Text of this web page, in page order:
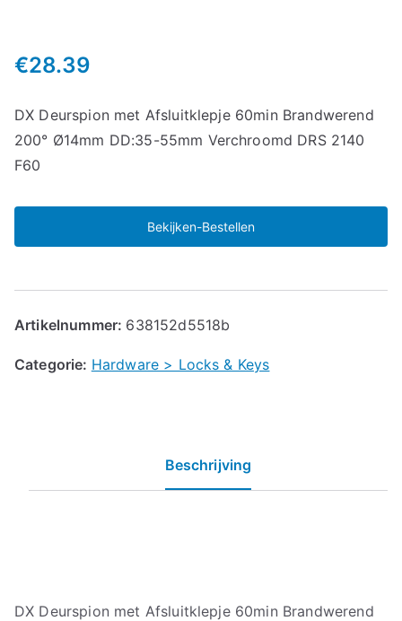
€28.39
DX Deurspion met Afsluitklepje 60min Brandwerend
200° Ø14mm DD:35-55mm Verchroomd DRS 2140
F60
Bekijken-Bestellen
Artikelnummer: 638152d5518b
Categorie: Hardware > Locks & Keys
Beschrijving
DX Deurspion met Afsluitklepje 60min Brandwerend